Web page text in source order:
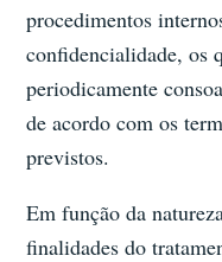
procedimentos
confidencialidade, os
periodicamente
de acordo com os
previstos.
Em função da
finalidades do